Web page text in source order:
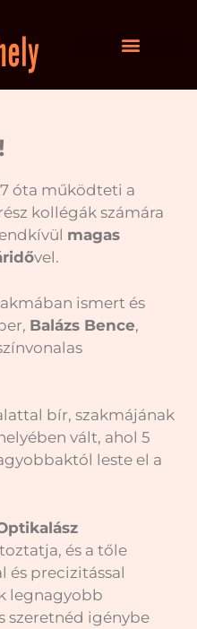
óta működteti a
kollégák számára
magas
vel.
ismert és
Balázs Bence,
bír, szakmájának
vált, ahol 5
leste el a
és a tőle
és precizitással
legnagyobb
szeretnéd igénybe